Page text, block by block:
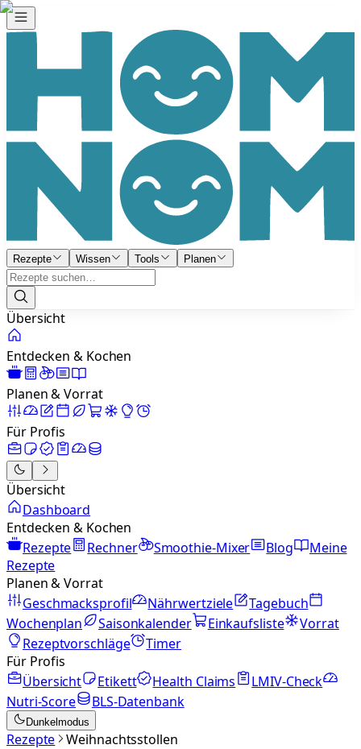
Rezepte Wissen Tools Planen
Übersicht
Entdecken & Kochen
Planen & Vorrat
Für Profis
Übersicht
Dashboard
Entdecken & Kochen
Rezepte
Rechner Smoothie-Mixer Blog
Meine
Rezepte
Planen & Vorrat
Geschmacksprofil
Nährwertziele
Tagebuch
Wochenplan
Saisonkalender Einkaufsliste
Vorrat
Rezeptvorschläge
Timer
Für Profis
Übersicht
Etikett Health Claims
LMIV-Check
Nutri-Score
BLS-Datenbank
Dunkelmodus
Rezepte Weihnachtsstollen